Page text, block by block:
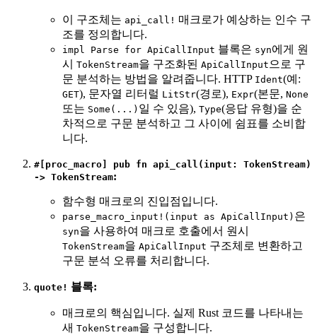
이 구조체는 api_call! 매크로가 예상하는 인수 구
조를 정의합니다.
impl Parse for ApiCallInput 블록은 syn에게 원
시 TokenStream을 구조화된 ApiCallInput 으로 구
문 분석하는 방법을 알려줍니다. HTTP Ident(예:
GET), 문자열 리터럴 LitStr(경로), Expr(본문, None
또는 Some(...) 일 수 있음), Type(응답 유형)을 순
차적으로 구문 분석하고 그 사이에 쉼표를 소비합
니다.
#[proc_macro] pub fn api_call(input: TokenStream)
-> TokenStream:
함수형 매크로의 진입점입니다.
parse_macro_input!(input as ApiCallInput) 은
syn을 사용하여 매크로 호출에서 원시
TokenStream을 ApiCallInput 구조체로 변환하고
구문 분석 오류를 처리합니다.
quote! 블록:
매크로의 핵심입니다. 실제 Rust 코드를 나타내는
새 TokenStream을 구성합니다.